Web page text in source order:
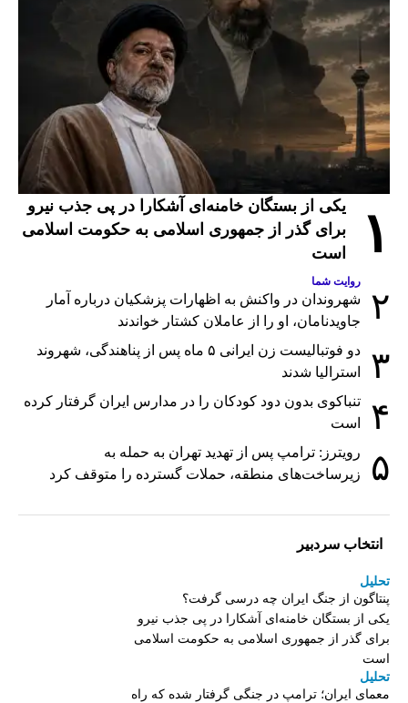
۱
یکی از بستگان خامنه‌ای آشکارا در پی جذب نیرو
برای گذر از جمهوری اسلامی به حکومت اسلامی
است
۲
روایت شما
شهروندان در واکنش به اظهارات پزشکیان درباره آمار
جاویدنامان، او را از عاملان کشتار خواندند
۳
دو فوتبالیست زن ایرانی ۵ ماه پس از پناهندگی، شهروند
استرالیا شدند
۴
تنباکوی بدون دود کودکان را در مدارس ایران گرفتار کرده
است
۵
رویترز: ترامپ پس از تهدید تهران به حمله به
زیرساخت‌های منطقه، حملات گسترده را متوقف کرد
انتخاب سردبیر
تحلیل
پنتاگون از جنگ ایران چه درسی گرفت؟
یکی از بستگان خامنه‌ای آشکارا در پی جذب نیرو
برای گذر از جمهوری اسلامی به حکومت اسلامی
است
تحلیل
معمای ایران؛ ترامپ در جنگی گرفتار شده که راه